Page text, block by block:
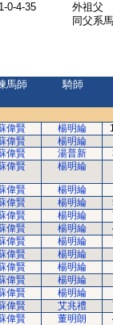
1-0-4-35
外祖父
同父系馬
馬師 騎師
偉賢 楊明綸
偉賢 楊明綸
偉賢 湯普新
偉賢 楊明綸
偉賢 楊明綸
偉賢 楊明綸
偉賢 楊明綸
偉賢 楊明綸
偉賢 楊明綸
偉賢 楊明綸
偉賢 楊明綸
偉賢 楊明綸
偉賢 楊明綸
偉賢 艾兆禮
偉賢 董明朗